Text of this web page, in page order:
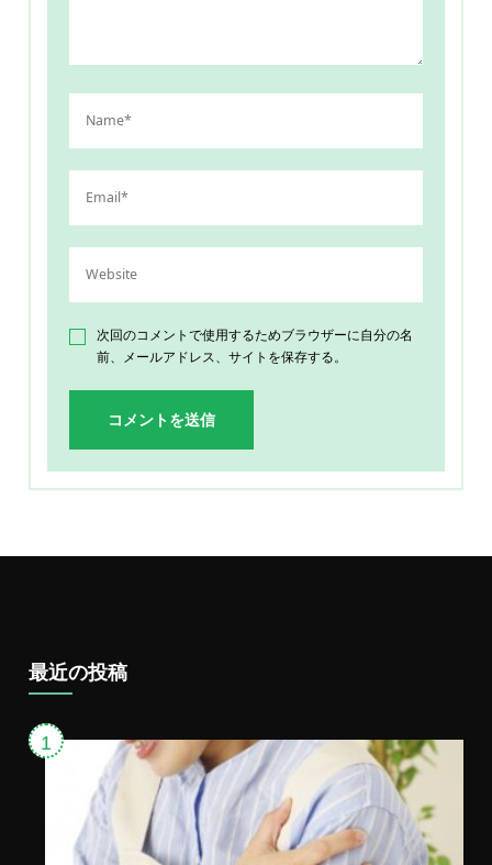
次回のコメントで使用するためブラウザーに自分の名
前、メールアドレス、サイトを保存する。
最近の投稿